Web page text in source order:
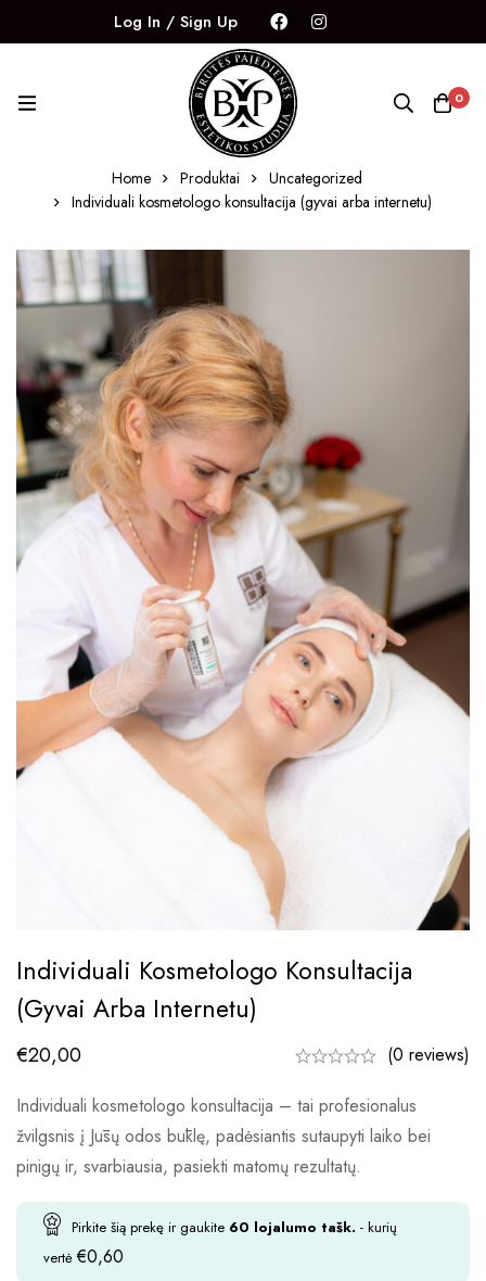
Log In / Sign Up
0
Home Produktai
Uncategorized
Individuali kosmetologo konsultacija (gyvai arba internetu)
Individuali Kosmetologo Konsultacija
(gyvai Arba Internetu)
€20,00 (0 reviews)
Individuali kosmetologo konsultacija – tai profesionalus
žvilgsnis į Jūsų odos būklę, padėsiantis sutaupyti laiko bei
pinigų ir, svarbiausia, pasiekti matomų rezultatų.
Pirkite šią prekę ir gaukite 60 lojalumo tašk. - kurių
vertė€0,60